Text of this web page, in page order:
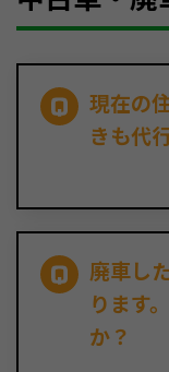
現在の
きも代
廃車し
ります
か？